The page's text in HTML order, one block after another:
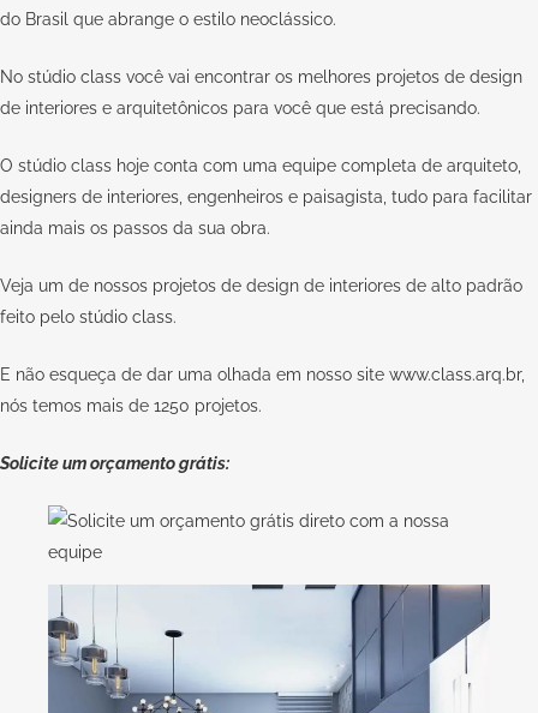
do Brasil que abrange o estilo neoclássico.
No stúdio class você vai encontrar os melhores projetos de design
de interiores e arquitetônicos para você que está precisando.
O stúdio class hoje conta com uma equipe completa de arquiteto,
designers de interiores, engenheiros e paisagista, tudo para facilitar
ainda mais os passos da sua obra.
Veja um de nossos projetos de design de interiores de alto padrão
feito pelo stúdio class.
E não esqueça de dar uma olhada em nosso site www.class.arq.br,
nós temos mais de 1250 projetos.
Solicite um orçamento grátis: